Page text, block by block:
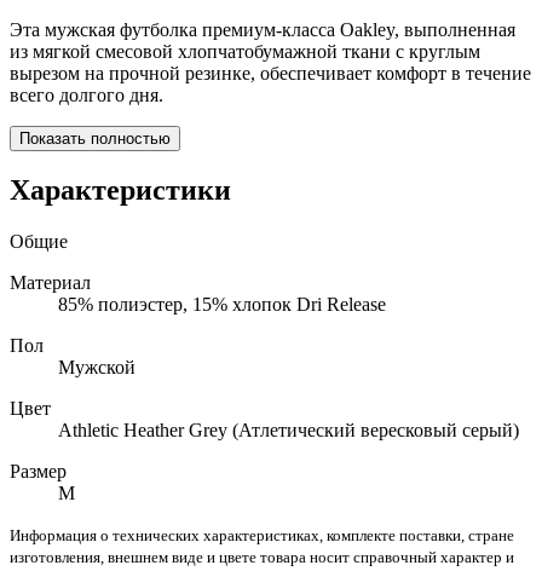
Эта мужская футболка премиум-класса Oakley, выполненная
из мягкой смесовой хлопчатобумажной ткани с круглым
вырезом на прочной резинке, обеспечивает комфорт в течение
всего долгого дня.
Показать полностью
Характеристики
Общие
Материал
85% полиэстер, 15% хлопок Dri Release
Пол
Мужской
Цвет
Athletic Heather Grey (Атлетический вересковый серый)
Размер
M
Информация о технических характеристиках, комплекте поставки, стране
изготовления, внешнем виде и цвете товара носит справочный характер и